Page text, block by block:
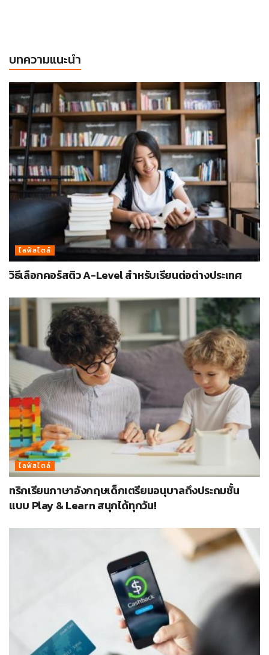
บทความแนะนำ
ไลฟ์สไตล์
วิธีเลือกคอร์สติว A-Level สำหรับเรียนต่อต่างประเทศ
ไลฟ์สไตล์
ทริกเรียนภาษาอังกฤษเด็กเตรียมอนุบาลถึงประถมชั้น
แบบ Play & Learn สนุกได้ทุกวัน!